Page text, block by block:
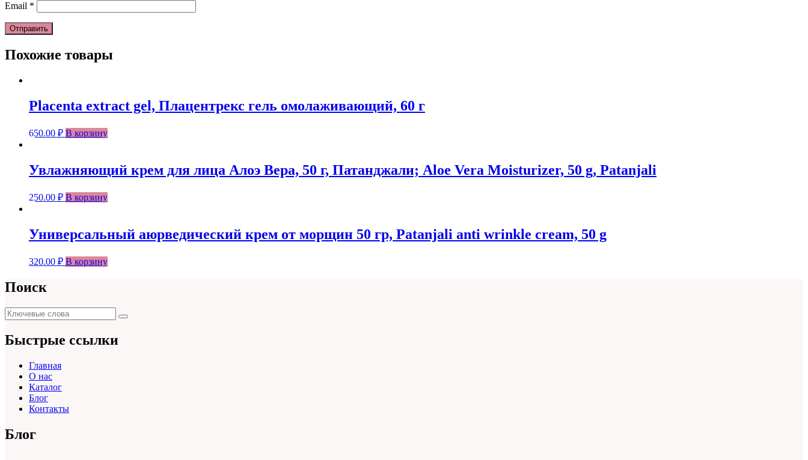
Email *
Похожие товары
Placenta extract gel, Плацентрекс гель омолаживающий, 60 г
650.00 ₽ В корзину
Увлажняющий крем для лица Алоэ Вера, 50 г, Патанджали; Aloe Vera Moisturizer, 50 g, Patanjali
250.00 ₽ В корзину
Универсальный аюрведический крем от морщин 50 гр, Patanjali anti wrinkle cream, 50 g
320.00 ₽ В корзину
Поиск
Поиск
для:
Поиск
Быстрые ссылки
Главная
О нас
Каталог
Блог
Контакты
Блог